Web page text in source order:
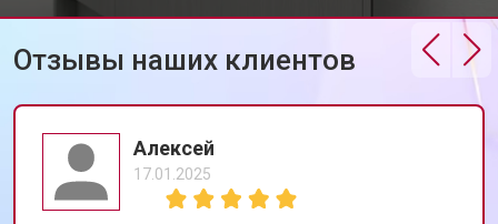
креплений, кнопок)
Ремонт платы управления
(восстановление)
от 2590 ₽ Заказать
Замена датчика мутности от 1900 ₽
Замена датчика соли
Замена заливного клапана
Отзывы наших клиентов
Алексей
17.01.2025